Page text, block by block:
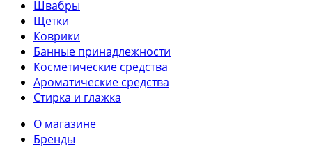
Швабры
Щетки
Коврики
Банные принадлежности
Косметические средства
Ароматические средства
Стирка и глажка
О магазине
Бренды